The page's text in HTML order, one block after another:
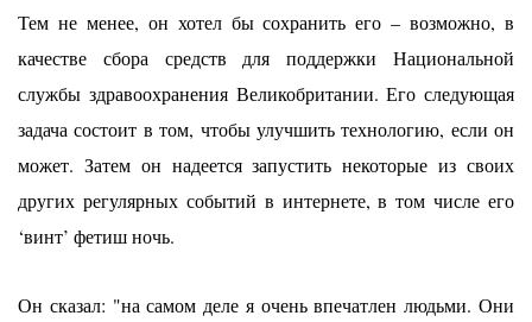
Тем не менее, он хотел бы сохранить его – возможно, в
качестве сбора средств для поддержки Национальной
службы здравоохранения Великобритании. Его следующая
задача состоит в том, чтобы улучшить технологию, если он
может. Затем он надеется запустить некоторые из своих
других регулярных событий в интернете, в том числе его
‘винт’ фетиш ночь.
Он сказал: "на самом деле я очень впечатлен людьми. Они